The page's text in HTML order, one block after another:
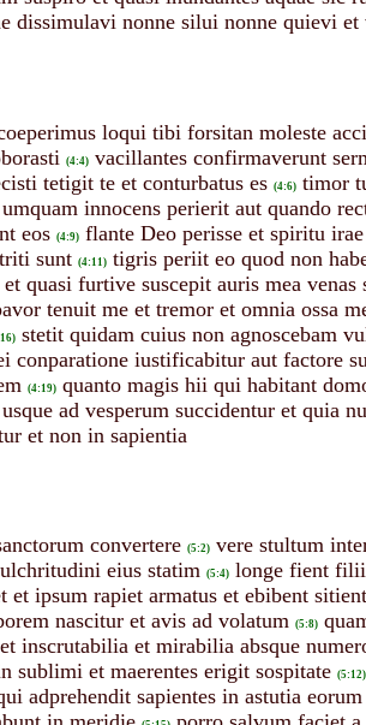
dissimulavi nonne silui nonne quievi
loqui tibi forsitan moleste
(4:4) vacillantes confirmaverunt
tetigit te et conturbatus es (4:6) timor
innocens perierit aut quando
eos (4:9) flante Deo perisse et spiritu
sunt (4:11) tigris periit eo quod non
quasi furtive suscepit auris mea venas
tenuit me et tremor et omnia ossa
stetit quidam cuius non agnoscebam
conparatione iustificabitur aut factore
(4:19) quanto magis hii qui habitant
ad vesperum succidentur et quia
et non in sapientia
convertere (5:2) vere stultum
eius statim (5:4) longe fient filii
et ipsum rapiet armatus et ebibent
nascitur et avis ad volatum (5:8)
inscrutabilia et mirabilia absque
sublimi et maerentes erigit sospitate (5:12)
adprehendit sapientes in astutia